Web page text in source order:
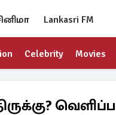
Lankasri FM
Celebrity Movies